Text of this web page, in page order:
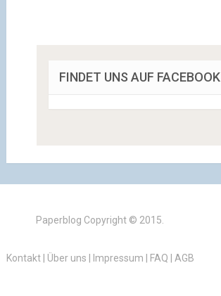
FINDET UNS AUF FACEBOOK
Paperblog Copyright © 2015.
Kontakt| Über uns Impressum FAQ AGB